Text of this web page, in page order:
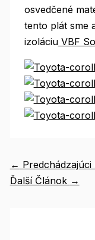
osvedčené
tento plát sme
izoláciuVBF
← Predchádzajúci
Ďalší Článok →